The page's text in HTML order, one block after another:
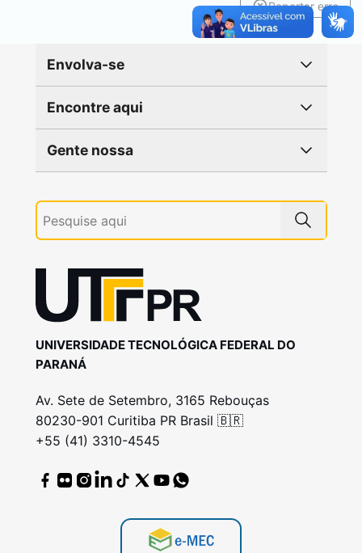
Reportar erro
Envolva-se
Encontre aqui
Gente nossa
UNIVERSIDADE TECNOLÓGICA FEDERAL DO
PARANÁ
Av. Sete de Setembro, 3165 Rebouças
80230-901 Curitiba PR Brasil 🇧🇷
+55 (41) 3310-4545